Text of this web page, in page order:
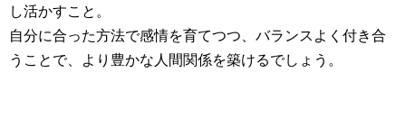
し活かすこと。
自分に合った方法で感情を育てつつ、バランスよく付き合
うことで、より豊かな人間関係を築けるでしょう。